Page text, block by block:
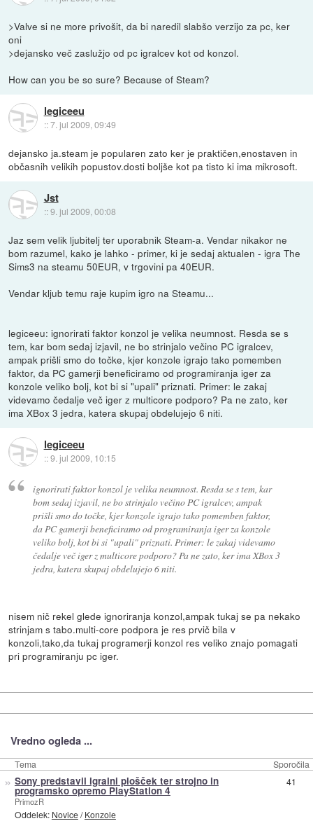
>Valve si ne more privošit, da bi naredil slabšo verzijo za pc, ker
oni
>dejansko več zaslužjo od pc igralcev kot od konzol.
How can you be so sure? Because of Steam?
legiceeu
::7. jul 2009, 09:49
dejansko ja.steam je popularen zato ker je praktičen,enostaven in
občasnih velikih popustov.dosti boljše kot pa tisto ki ima mikrosoft.
Jst
::9. jul 2009, 00:08
Jaz sem velik ljubitelj ter uporabnik Steam-a. Vendar nikakor ne
bom razumel, kako je lahko - primer, ki je sedaj aktualen - igra The
Sims3 na steamu 50EUR, v trgovini pa 40EUR.
Vendar kljub temu raje kupim igro na Steamu...
legiceeu: ignorirati faktor konzol je velika neumnost. Resda se s
tem, kar bom sedaj izjavil, ne bo strinjalo večino PC igralcev,
ampak prišli smo do točke, kjer konzole igrajo tako pomemben
faktor, da PC gamerji beneficiramo od programiranja iger za
konzole veliko bolj, kot bi si "upali" priznati. Primer: le zakaj
videvamo čedalje več iger z multicore podporo? Pa ne zato, ker
ima XBox 3 jedra, katera skupaj obdelujejo 6 niti.
legiceeu
::9. jul 2009, 10:15
ignorirati faktor konzol je velika neumnost. Resda se s tem, kar
bom sedaj izjavil, ne bo strinjalo večino PC igralcev, ampak
prišli smo do točke, kjer konzole igrajo tako pomemben faktor,
da PC gamerji beneficiramo od programiranja iger za konzole
veliko bolj, kot bi si "upali" priznati. Primer: le zakaj videvamo
čedalje več iger z multicore podporo? Pa ne zato, ker ima XBox 3
jedra, katera skupaj obdelujejo 6 niti.
nisem nič rekel glede ignoriranja konzol,ampak tukaj se pa nekako
strinjam s tabo.multi-core podpora je res prvič bila v
konzoli,tako,da tukaj programerji konzol res veliko znajo pomagati
pri programiranju pc iger.
Vredno ogleda ...
Tema Sporočila
» Sony predstavil igralni plošček ter strojno in
programsko opremo PlayStation 4
PrimozR
Oddelek: Novice/Konzole
41